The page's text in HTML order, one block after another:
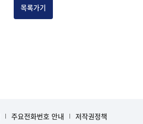
목록가기
주요전화번호 안내
저작권정책